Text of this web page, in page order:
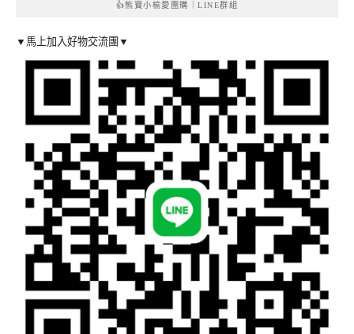
👍熊寶小榆愛團購｜LINE群組
▼馬上加入好物交流團▼